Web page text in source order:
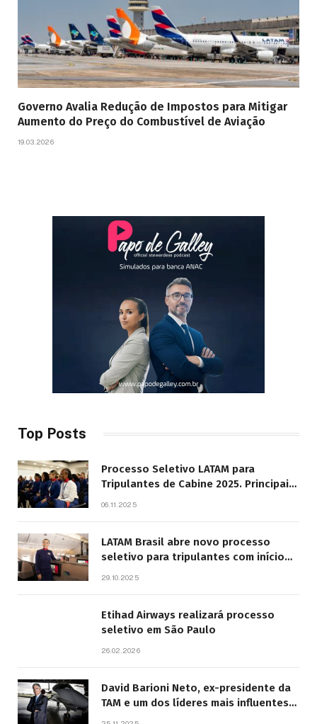
Governo Avalia Redução de Impostos para Mitigar
Aumento do Preço do Combustível de Aviação
19.03.2026
Top Posts
Processo Seletivo LATAM para
Tripulantes de Cabine 2025. Principais
06.11.2025
LATAM Brasil abre novo processo
seletivo para tripulantes com início
29.10.2025
Etihad Airways realizará processo
seletivo em São Paulo
26.02.2026
David Barioni Neto, ex-presidente da
TAM e um dos líderes mais influentes